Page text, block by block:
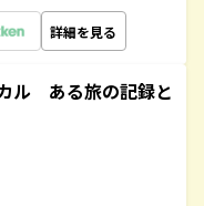
詳細を見る
ル ある旅の記録と